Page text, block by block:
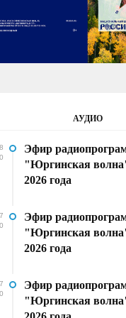
АУДИО
Эфир
"Юргинская
2026 года
Эфир
"Юргинская
2026 года
Эфир
"Юргинская